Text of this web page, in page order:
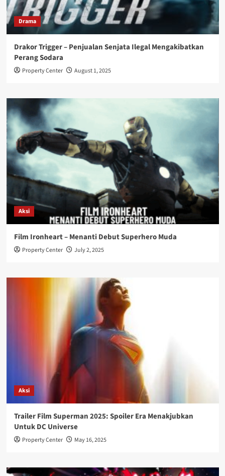
Drama
Drakor Trigger – Penjualan Senjata Ilegal Mengakibatkan
Perang Sodara
Property Center August 1, 2025
Aksi
Film Ironheart – Menanti Debut Superhero Muda
Property Center July 2, 2025
Aksi
Trailer Film Superman 2025: Spoiler Era Menakjubkan
Untuk DC Universe
Property Center May 16, 2025